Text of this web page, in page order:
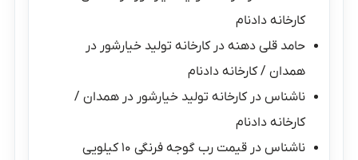
کارخانه دادنام
حامد قلی دهنه درکارخانه تولید خیارشور در
همدان / کارخانه دادنام
ناشناس درکارخانه تولید خیارشور در همدان /
کارخانه دادنام
ناشناس درقیمت رب گوجه فرنگی ۱۰ کیلویی